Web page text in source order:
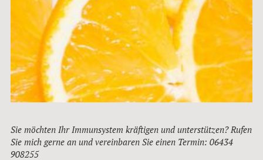
Sie möchten Ihr Immunsystem kräftigen und unterstützen? Rufen
Sie mich gerne an und vereinbaren Sie einen Termin: 06434
908255